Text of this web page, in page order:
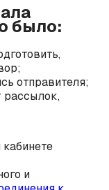
было:
отправителя;
рассылок,
и